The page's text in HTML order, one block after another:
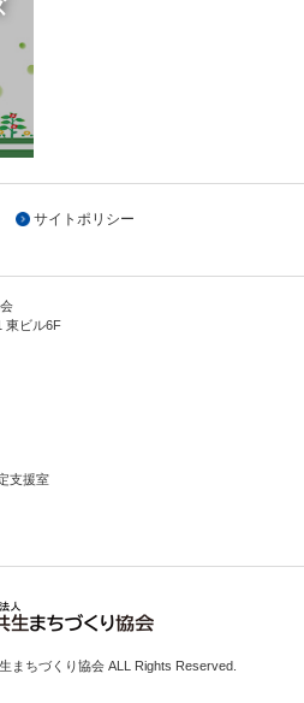
サイトポリシー
東ビル6F
支援室
まちづくり協会 ALL Rights Reserved.